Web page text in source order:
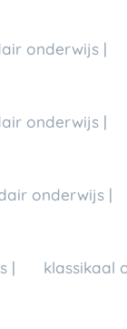
onderwijs |
onderwijs |
onderwijs |
| 💬 klassikaal